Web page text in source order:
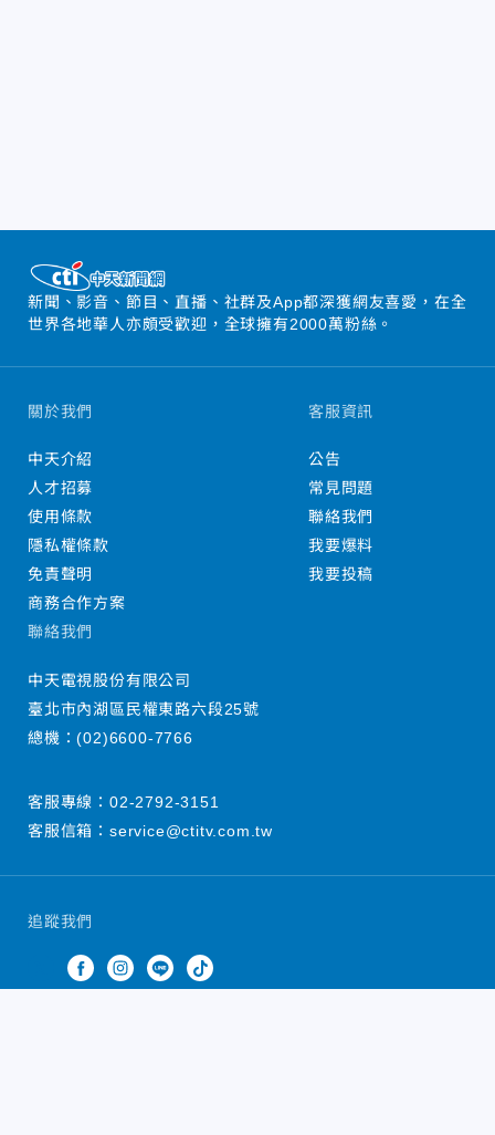
新聞、影音、節目、直播、社群及App都深獲網友喜愛，在全
世界各地華人亦頗受歡迎，全球擁有2000萬粉絲。
追蹤我們
關於我們
中天介紹
人才招募
使用條款
隱私權條款
免責聲明
商務合作方案
客服資訊
公告
常見問題
聯絡我們
我要爆料
我要投稿
聯絡我們
中天電視股份有限公司
臺北市內湖區民權東路六段25號
總機：(02)6600-7766
客服專線： 02-2792-3151
客服信箱： service@ctitv.com.tw